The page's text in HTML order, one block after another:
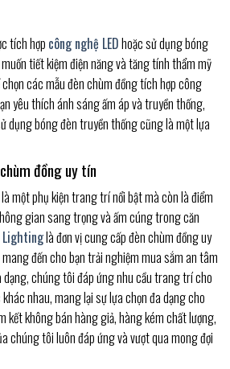
tích hợp công nghệ LEDhoặc sử dụng bóng
tiết kiệm điện năng và tăng tính thẩm mỹ
các mẫu đèn chùm đồng tích hợp công
yêu thích ánh sáng ấm áp và truyền thống,
dụng bóng đèn truyền thống cũng là một lựa
đồng uy tín
một phụ kiện trang trí nổi bật mà còn là điểm
gian sang trọng và ấm cúng trong căn
Lightinglà đơn vị cung cấp đèn chùm đồng uy
đến cho bạn trải nghiệm mua sắm an tâm
dạng, chúng tôi đáp ứng nhu cầu trang trí cho
nhau, mang lại sự lựa chọn đa dạng cho
kết không bán hàng giả, hàng kém chất lượng,
chúng tôi luôn đáp ứng và vượt qua mong đợi